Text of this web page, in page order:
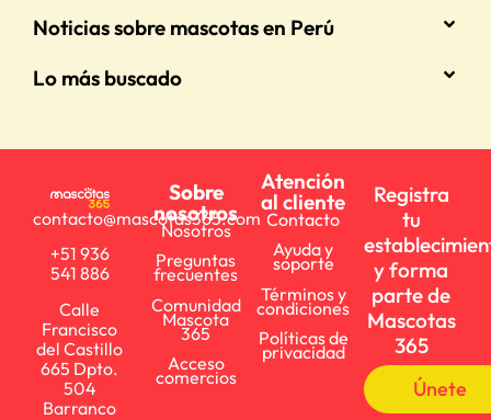
Noticias sobre mascotas en Perú
Lo más buscado
contacto@mascotas365.com
+51 936
541 886
Calle
Francisco
del Castillo
665 Dpto.
504
Barranco
Sobre
nosotros
Nosotros
Preguntas
frecuentes
Comunidad
Mascota
365
Acceso
comercios
Atención
al cliente
Contacto
Ayuda y
soporte
Términos y
condiciones
Políticas de
privacidad
Registra
tu
y forma
parte de
Mascotas
365
Únete